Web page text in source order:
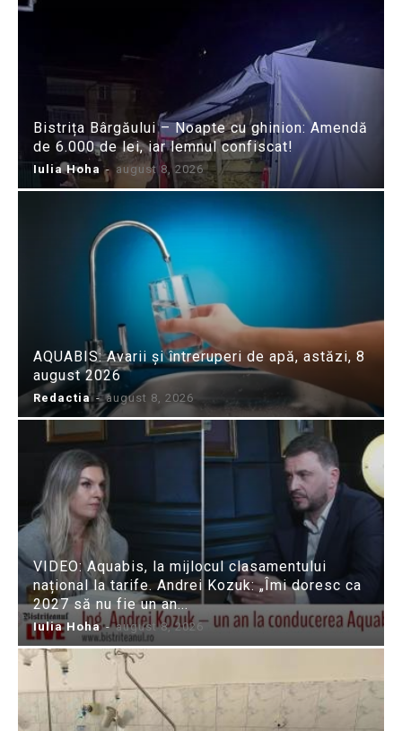
Bistrița Bârgăului – Noapte cu ghinion: Amendă
de 6.000 de lei, iar lemnul confiscat!
Iulia Hoha - august 8, 2026
AQUABIS: Avarii și întreruperi de apă, astăzi, 8
august 2026
Redactia - august 8, 2026
VIDEO: Aquabis, la mijlocul clasamentului
național la tarife. Andrei Kozuk: „Îmi doresc ca
2027 să nu fie un an...
Iulia Hoha - august 8, 2026